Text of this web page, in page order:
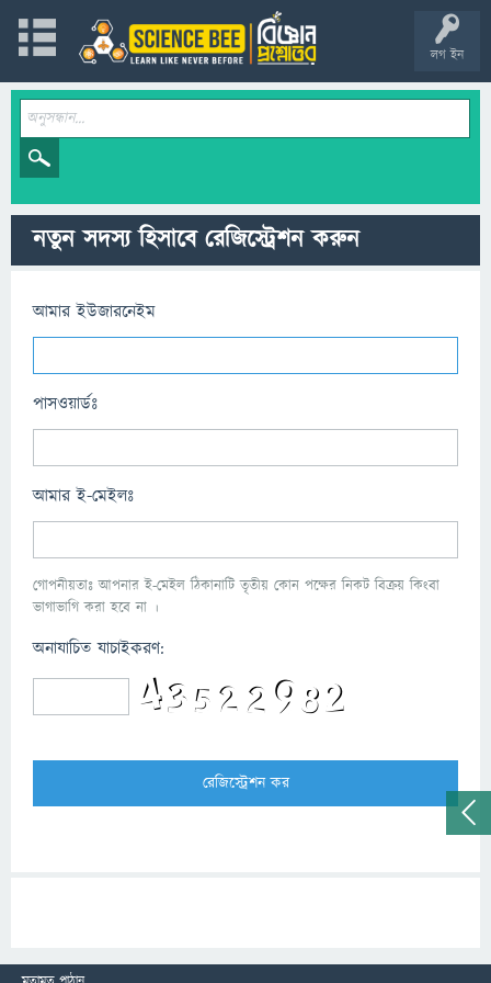
লগ ইন
নতুন সদস্য হিসাবে রেজিস্ট্রেশন করুন
আমার ইউজারনেইম
পাসওয়ার্ডঃ
আমার ই-মেইলঃ
গোপনীয়তাঃ আপনার ই-মেইল ঠিকানাটি তৃতীয় কোন পক্ষের নিকট বিক্রয় কিংবা
ভাগাভাগি করা হবে না ।
অনাযাচিত যাচাইকরণ: